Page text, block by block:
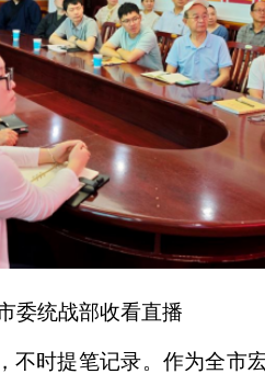
委统战部收看直播
不时提笔记录。作为全市